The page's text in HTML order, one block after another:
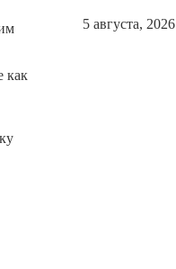
как
5 августа, 2026